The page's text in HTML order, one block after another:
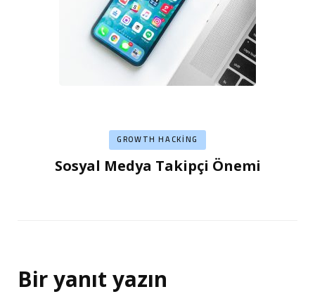
GROWTH HACKING
Sosyal Medya Takipçi Önemi
Bir yanıt yazın